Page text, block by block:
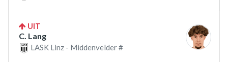
UIT
C. Lang
LASK Linz - Middenvelder #